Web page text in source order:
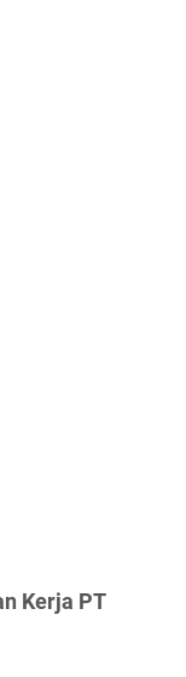
Kerja PT